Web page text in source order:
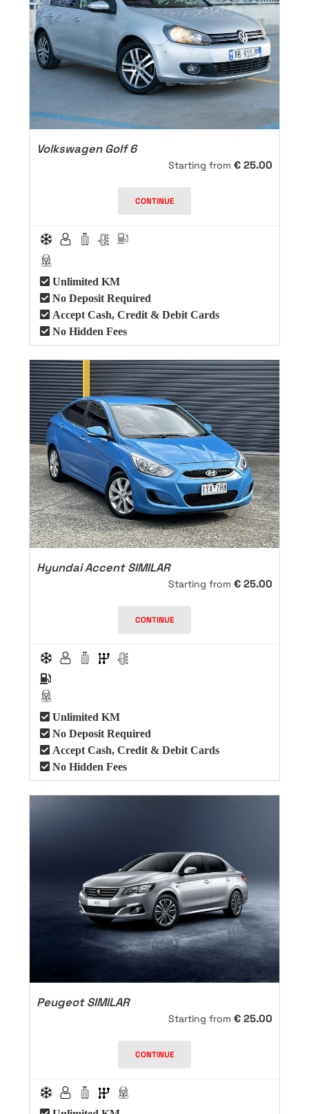
Volkswagen Golf 6
Starting from € 25.00
CONTINUE
Unlimited KM
No Deposit Required
Accept Cash, Credit & Debit Cards
No Hidden Fees
Hyundai Accent SIMILAR
Starting from € 25.00
CONTINUE
Unlimited KM
No Deposit Required
Accept Cash, Credit & Debit Cards
No Hidden Fees
Peugeot SIMILAR
Starting from € 25.00
CONTINUE